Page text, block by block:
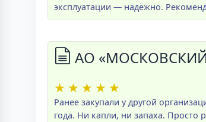
эксплуатации — надёжно.
АО
★ ★ ★ ★ ★
Ранее закупали у другой
года. Ни капли, ни запаха. Просто